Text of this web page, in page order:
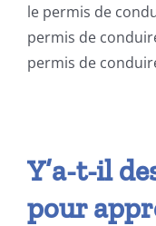
le permis de
permis de
permis de
Y’a-t-il
pour